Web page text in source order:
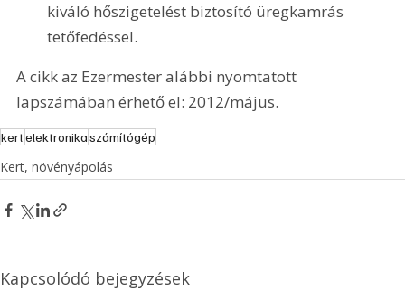
kiváló hőszigetelést biztosító üregkamrás
tetőfedéssel.
A cikk az Ezermester alábbi nyomtatott
lapszámában érhető el: 2012/május.
kertelektronikaszámítógép
Kert, növényápolás
Kapcsolódó bejegyzések